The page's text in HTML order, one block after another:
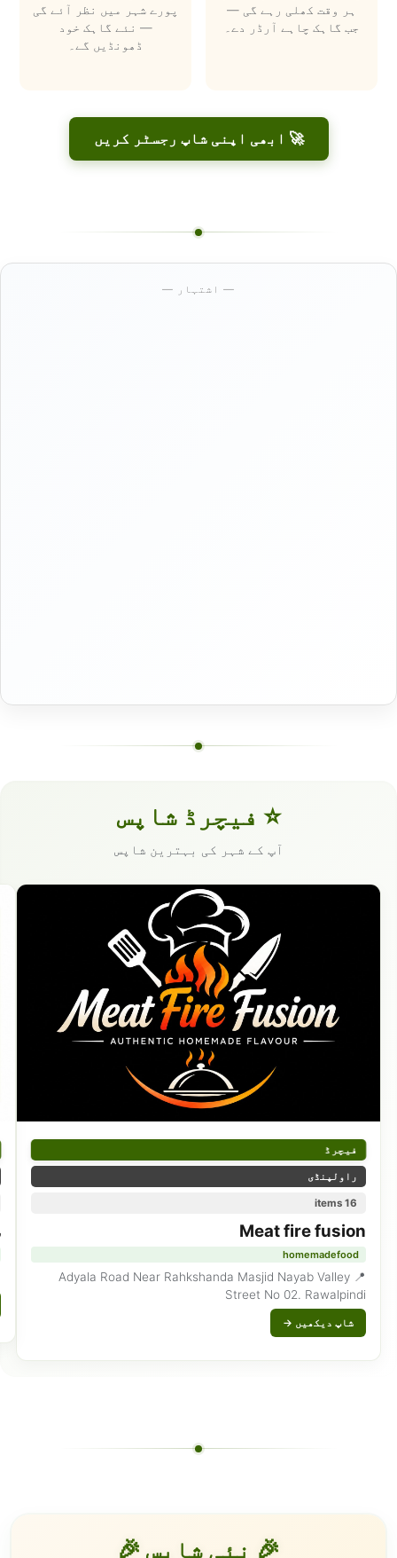
ہر وقت کھلی رہے گی —
جب گاہک چاہے آرڈر دے۔
پورے شہر میں نظر آئے گی
— نئے گاہک خود
ڈھونڈیں گے۔
🚀 ابھی اپنی شاپ رجسٹر کریں
— اشتہار —
⭐ فیچرڈ شاپس
آپ کے شہر کی بہترین شاپس
فیچرڈ
راولپنڈی
16 items
Meat fire fusion
homemadefood
📍 Adyala Road Near Rahkshanda Masjid Nayab Valley
Street No 02. Rawalpindi
شاپ دیکھیں →
🎉 نئی شاپس 🎉